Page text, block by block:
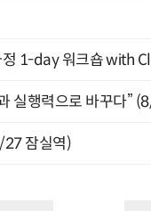
정 1-day 워크숍 with
실행력으로 바꾸다”
27 잠실역)